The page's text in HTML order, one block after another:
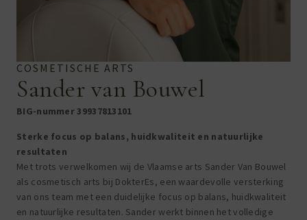
COSMETISCHE ARTS
Sander van Bouwel
BIG-nummer39937813101
Sterke focus op balans, huidkwaliteit en natuurlijke
resultaten
Met trots verwelkomen wij de Vlaamse arts Sander Van Bouwel
als cosmetisch arts bij DokterEs, een waardevolle versterking
van ons team met een duidelijke focus op balans, huidkwaliteit
en natuurlijke resultaten. Sander werkt binnen het volledige